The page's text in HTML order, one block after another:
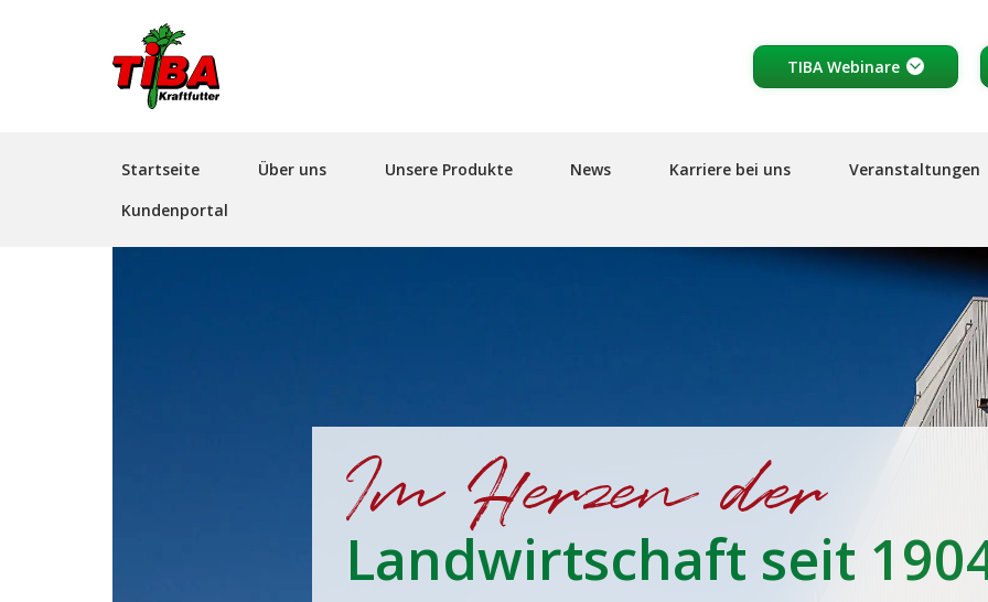
Header
TIBA Webinare
Hauptnavigation
Startseite Über uns Unsere Produkte News Karriere bei uns
Veranstaltungen
Kundenportal
Im Herzen der
Landwirtschaft seit